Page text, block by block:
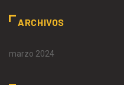
ARCHIVOS
marzo 2024